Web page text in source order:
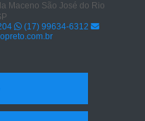
Maceno São José do Rio
(17) 99634-6312